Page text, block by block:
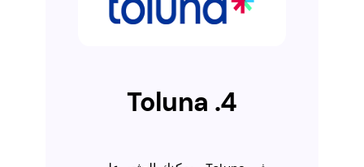
4. Toluna